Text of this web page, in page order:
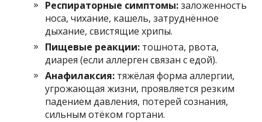
Респираторные симптомы:заложенность
носа, чихание, кашель, затруднённое
дыхание, свистящие хрипы.
Пищевые реакции: тошнота, рвота,
диарея (если аллерген связан с едой).
Анафилаксия: тяжёлая форма аллергии,
угрожающая жизни, проявляется резким
падением давления, потерей сознания,
сильным отёком гортани.